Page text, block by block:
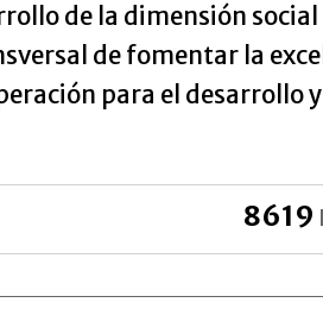
de la dimensión
de fomentar la
para el
8619